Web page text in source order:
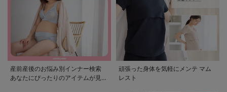
産前産後のお悩み別インナー検索
あなたにぴったりのアイテムが見つ
頑張った身体を気軽にメンテ マム
レスト